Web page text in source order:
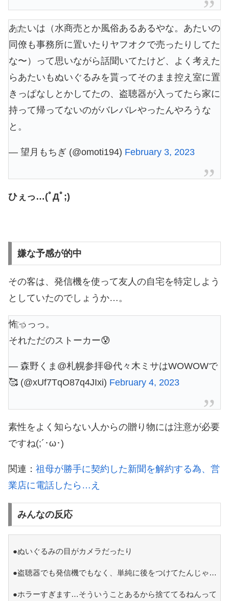
あたいは（水商売とか風俗あるあるやな。あたいの
同僚も事務所に置いたりヤフオクで売ったりしてた
な〜）って思いながら話聞いてたけど、よく考えた
らあたいもぬいぐるみを貰ってそのまま控え室に置
きっぱなしとかしてたの、盗聴器が入ってたら家に
持って帰ってないのがバレバレやったんやろうな
と。
— 望月もちぎ (@omoti194) February 3, 2023
ひぇっ…(ﾟДﾟ;)
嫌な予感が的中
その客は、発信機を使って友人の自宅を特定しよう
としていたのでしょうか…。
怖っっっ。
それただのストーカー😰
— 森野くま@札幌参拝😆代々木ミサはWOWOWで
🥰 (@xUf7TqO87q4JIxi) February 4, 2023
素性をよく知らない人からの贈り物には注意が必要
ですね(;´･ω･)
関連： 祖母が勝手に契約した新聞を解約する為、営
業店に電話したら…え
みんなの反応
●ぬいぐるみの目がカメラだったり
●盗聴器でも発信機でもなく、単純に後をつけてたんじゃ…
●ホラーすぎます…そういうことあるから捨ててるねんって